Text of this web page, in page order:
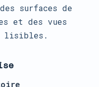
surfaces de
et des vues
lisibles.